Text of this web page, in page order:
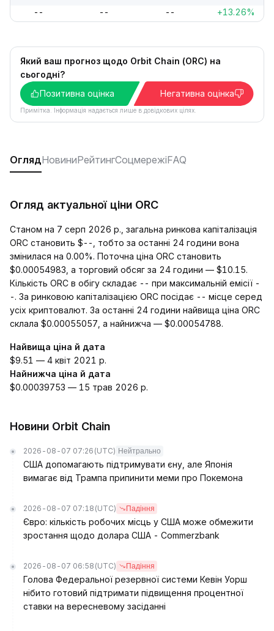
-- -- -- +13.26%
Який ваш прогноз щодо Orbit Chain (ORC) на
сьогодні?
Позитивна оцінка
Негативна оцінка
Примітка. Інформація надається лише в довідкових цілях.
ОглядНовиниРейтингСоцмережіFAQ
Огляд актуальної ціни ORC
Станом на 7 серп 2026 р., загальна ринкова капіталізація
ORC становить $--, тобто за останні 24 години вона
змінилася на 0.00%. Поточна ціна ORC становить
$0.00054983, а торговий обсяг за 24 години — $10.15.
Кількість ORC в обігу складає -- при максимальній емісії -
-. За ринковою капіталізацією ORC посідає -- місце серед
усіх криптовалют. За останні 24 години найвища ціна ORC
склала $0.00055057, а найнижча — $0.00054788.
Найвища ціна й дата
$9.51 — 4 квіт 2021 р.
Найнижча ціна й дата
$0.00039753 — 15 трав 2026 р.
Новини Orbit Chain
2026-08-07 07:26 (UTC) Нейтрально
США допомагають підтримувати єну, але Японія
вимагає від Трампа припинити меми про Покемона
2026-08-07 07:18 (UTC) Падіння
Євро: кількість робочих місць у США може обмежити
зростання щодо долара США - Commerzbank
2026-08-07 06:58 (UTC) Падіння
Голова Федеральної резервної системи Кевін Уорш
нібито готовий підтримати підвищення процентної
ставки на вересневому засіданні